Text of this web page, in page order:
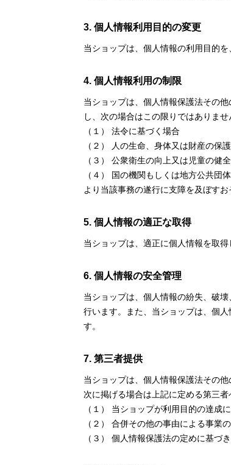
3. 個人情報利用目的の変更
当ショップは、個人情報の利用目的
4. 個人情報利用の制限
当ショップは、個人情報保護法その
し、次の場合はこの限りではありませ
（１） 法令に基づく場合
（２） 人の生命、身体又は財産の保
（３） 公衆衛生の向上又は児童の健
（４） 国の機関もしくは地方公共団
より当該事務の遂行に支障を及ぼすお
5. 個人情報の適正な取得
当ショップは、適正に個人情報を取
6. 個人情報の安全管理
当ショップは、個人情報の紛失、破
行います。また、当ショップは、個
す。
7. 第三者提供
当ショップは、個人情報保護法その
次に掲げる場合は上記に定める第三者
（１） 当ショップが利用目的の達成
（２） 合併その他の事由による事業
（３） 個人情報保護法の定めに基づ